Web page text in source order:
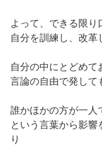
よって、できる限り
自分を訓練し、改革
自分の中にとどめて
言論の自由で発して
誰かほかの方が一人
という言葉から影響
り